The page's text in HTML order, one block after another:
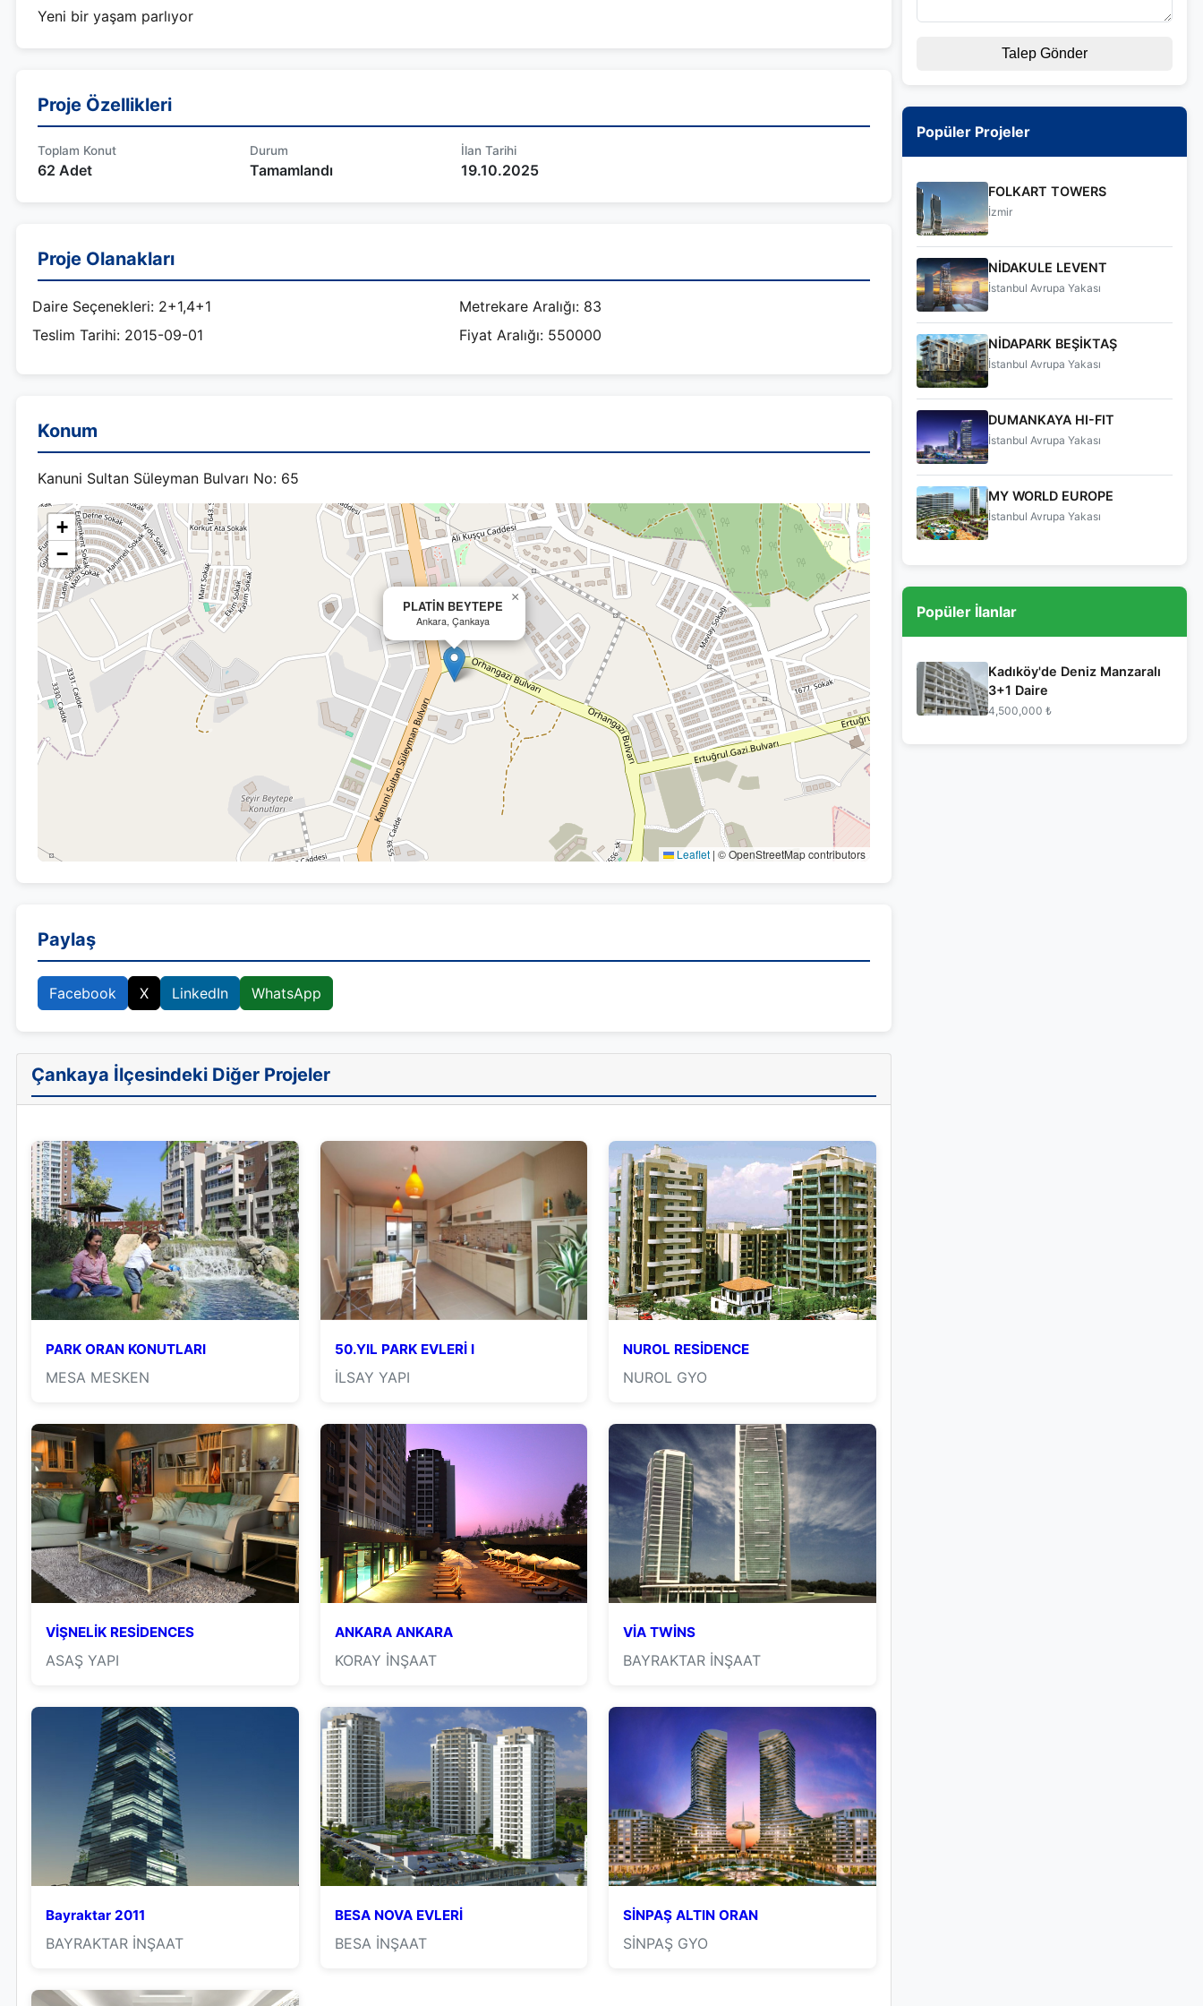
Yeni bir yaşam parlıyor
Proje Özellikleri
Toplam Konut
62 Adet
Durum
Tamamlandı
İlan Tarihi
19.10.2025
Proje Olanakları
Daire Seçenekleri: 2+1,4+1
Metrekare Aralığı: 83
Teslim Tarihi: 2015-09-01
Fiyat Aralığı: 550000
Konum
Kanuni Sultan Süleyman Bulvarı No: 65
PLATİN BEYTEPE
Ankara, Çankaya
×
+
−
Leaflet | © OpenStreetMap contributors
Paylaş
Facebook X LinkedIn WhatsApp
Çankaya İlçesindeki Diğer Projeler
PARK ORAN KONUTLARI
MESA MESKEN
50.YIL PARK EVLERİ I
İLSAY YAPI
NUROL RESİDENCE
NUROL GYO
VİŞNELİK RESİDENCES
ASAŞ YAPI
ANKARA ANKARA
KORAY İNŞAAT
VİA TWİNS
BAYRAKTAR İNŞAAT
Bayraktar 2011
BAYRAKTAR İNŞAAT
BESA NOVA EVLERİ
BESA İNŞAAT
SİNPAŞ ALTIN ORAN
SİNPAŞ GYO
Talep Gönder
Popüler Projeler
FOLKART TOWERS
İzmir
NİDAKULE LEVENT
İstanbul Avrupa Yakası
NİDAPARK BEŞİKTAŞ
İstanbul Avrupa Yakası
DUMANKAYA HI-FIT
İstanbul Avrupa Yakası
MY WORLD EUROPE
İstanbul Avrupa Yakası
Popüler İlanlar
Kadıköy'de Deniz Manzaralı
3+1 Daire
4,500,000 ₺